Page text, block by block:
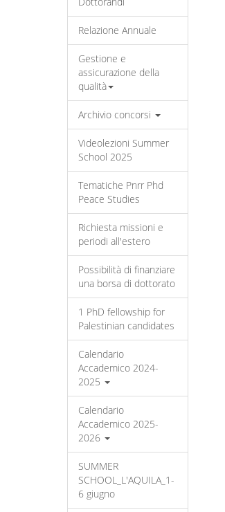
Relazione Annuale
Gestione e
assicurazione della
qualità
Archivio concorsi
Videolezioni Summer
School 2025
Tematiche Pnrr Phd
Peace Studies
Richiesta missioni e
periodi all'estero
Possibilità di finanziare
una borsa di dottorato
1 PhD fellowship for
Palestinian candidates
Calendario
Accademico 2024-
2025
Calendario
Accademico 2025-
2026
SUMMER
SCHOOL_L'AQUILA_1-
6 giugno